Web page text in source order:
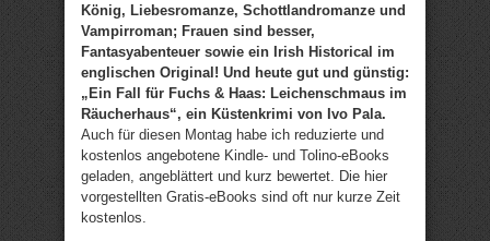
König, Liebesromanze, Schottlandromanze und
Vampirroman; Frauen sind besser,
Fantasyabenteuer sowie ein Irish Historical im
englischen Original! Und heute gut und günstig:
„Ein Fall für Fuchs & Haas: Leichenschmaus im
Räucherhaus“, ein Küstenkrimi von Ivo Pala.
Auch für diesen Montag habe ich reduzierte und
kostenlos angebotene Kindle- und Tolino-eBooks
geladen, angeblättert und kurz bewertet. Die hier
vorgestellten Gratis-eBooks sind oft nur kurze Zeit
kostenlos.